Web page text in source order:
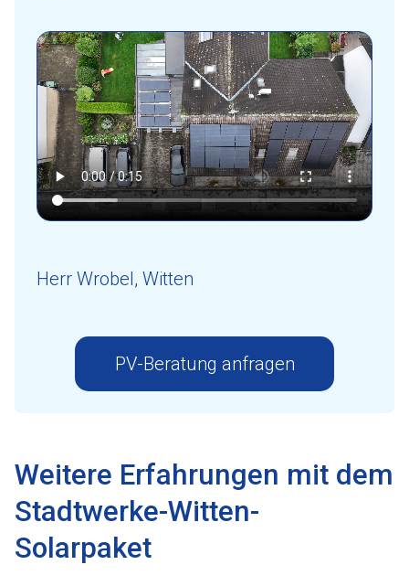
Herr Wrobel, Witten
PV-Beratung anfragen
Weitere Erfahrungen mit dem
Stadtwerke-Witten-
Solarpaket